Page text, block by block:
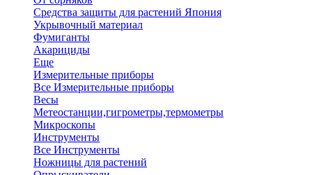
Средства защиты для растений Япония
Укрывочный материал
Фумиганты
Акарициды
Еще
Измерительные приборы
Все Измерительные приборы
Весы
Метеостанции,гигрометры,термометры
Микроскопы
Инструменты
Все Инструменты
Ножницы для растений